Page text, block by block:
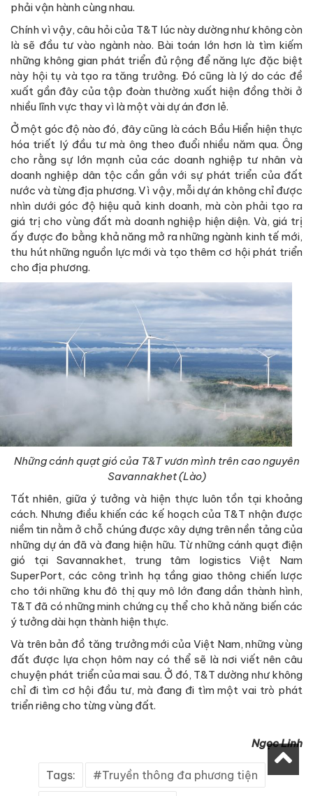
phải vận hành cùng nhau.
Chính vì vậy, câu hỏi của T&T lúc này dường như không còn
là sẽ đầu tư vào ngành nào. Bài toán lớn hơn là tìm kiếm
những không gian phát triển đủ rộng để năng lực đặc biệt
này hội tụ và tạo ra tăng trưởng. Đó cũng là lý do các đề
xuất gần đây của tập đoàn thường xuất hiện đồng thời ở
nhiều lĩnh vực thay vì là một vài dự án đơn lẻ.
Ở một góc độ nào đó, đây cũng là cách Bầu Hiển hiện thực
hóa triết lý đầu tư mà ông theo đuổi nhiều năm qua. Ông
cho rằng sự lớn mạnh của các doanh nghiệp tư nhân và
doanh nghiệp dân tộc cần gắn với sự phát triển của đất
nước và từng địa phương. Vì vậy, mỗi dự án không chỉ được
nhìn dưới góc độ hiệu quả kinh doanh, mà còn phải tạo ra
giá trị cho vùng đất mà doanh nghiệp hiện diện. Và, giá trị
ấy được đo bằng khả năng mở ra những ngành kinh tế mới,
thu hút những nguồn lực mới và tạo thêm cơ hội phát triển
cho địa phương.
Những cánh quạt gió của T&T vươn mình trên cao nguyên
Savannakhet (Lào)
Tất nhiên, giữa ý tưởng và hiện thực luôn tồn tại khoảng
cách. Nhưng điều khiến các kế hoạch của T&T nhận được
niềm tin nằm ở chỗ chúng được xây dựng trên nền tảng của
những dự án đã và đang hiện hữu. Từ những cánh quạt điện
gió tại Savannakhet, trung tâm logistics Việt Nam
SuperPort, các công trình hạ tầng giao thông chiến lược
cho tới những khu đô thị quy mô lớn đang dần thành hình,
T&T đã có những minh chứng cụ thể cho khả năng biến các
ý tưởng dài hạn thành hiện thực.
Và trên bản đồ tăng trưởng mới của Việt Nam, những vùng
đất được lựa chọn hôm nay có thể sẽ là nơi viết nên câu
chuyện phát triển của mai sau. Ở đó, T&T dường như không
chỉ đi tìm cơ hội đầu tư, mà đang đi tìm một vai trò phát
triển riêng cho từng vùng đất.
Ngọc Linh
Tags: Truyền thông đa phương tiện